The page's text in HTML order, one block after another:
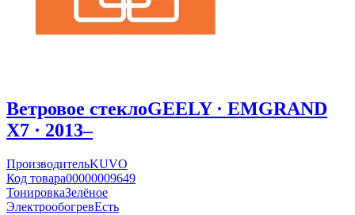
Ветровое стеклоGEELY · EMGRAND
X7 · 2013–
ПроизводительKUVO
Код товара00000009649
ТонировкаЗелёное
ЭлектрообогревЕсть